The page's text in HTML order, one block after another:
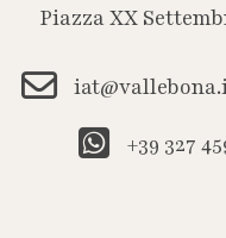
Piazza XX
+39 327